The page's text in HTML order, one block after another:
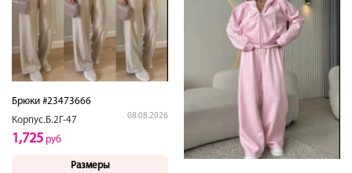
Брюки #23473666
Корпус.Б.2Г-47
08.08.2026
1,725 руб
Размеры